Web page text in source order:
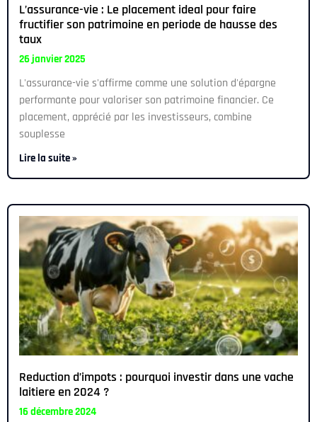
L’assurance-vie : Le placement ideal pour faire
fructifier son patrimoine en periode de hausse des
taux
26 janvier 2025
L'assurance-vie s'affirme comme une solution d'épargne
performante pour valoriser son patrimoine financier. Ce
placement, apprécié par les investisseurs, combine
souplesse
Lire la suite »
Reduction d’impots : pourquoi investir dans une vache
laitiere en 2024 ?
16 décembre 2024